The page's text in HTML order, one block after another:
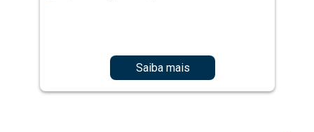
Saiba mais